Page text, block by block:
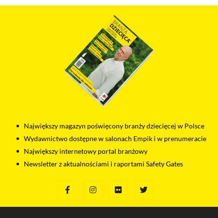
Największy magazyn poświęcony branży dziecięcej w Polsce
Wydawnictwo dostępne w salonach Empik i w prenumeracie
Największy internetowy portal branżowy
Newsletter z aktualnościami i raportami Safety Gates